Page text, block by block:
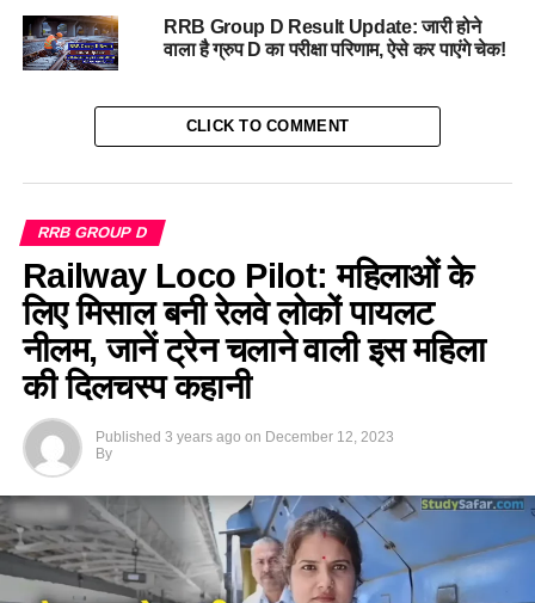
RRB Group D Result Update: जारी होने
वाला है ग्रुप D का परीक्षा परिणाम, ऐसे कर पाएंगे चेक!
CLICK TO COMMENT
RRB GROUP D
Railway Loco Pilot: महिलाओं के
लिए मिसाल बनी रेलवे लोकों पायलट
नीलम, जानें ट्रेन चलाने वाली इस महिला
की दिलचस्प कहानी
Published 3 years ago on December 12, 2023
By